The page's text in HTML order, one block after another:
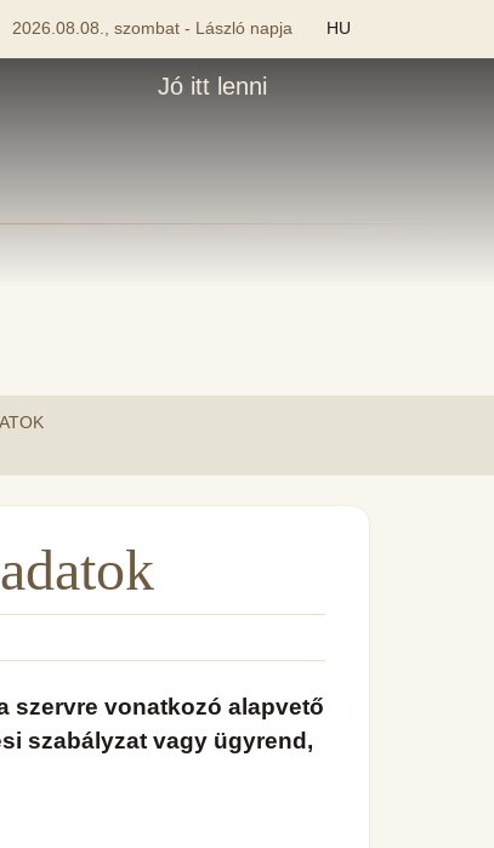
2026.08.08., szombat - László napja HU
Jó itt lenni
szervre vonatkozó alapvető
szabályzat vagy ügyrend,